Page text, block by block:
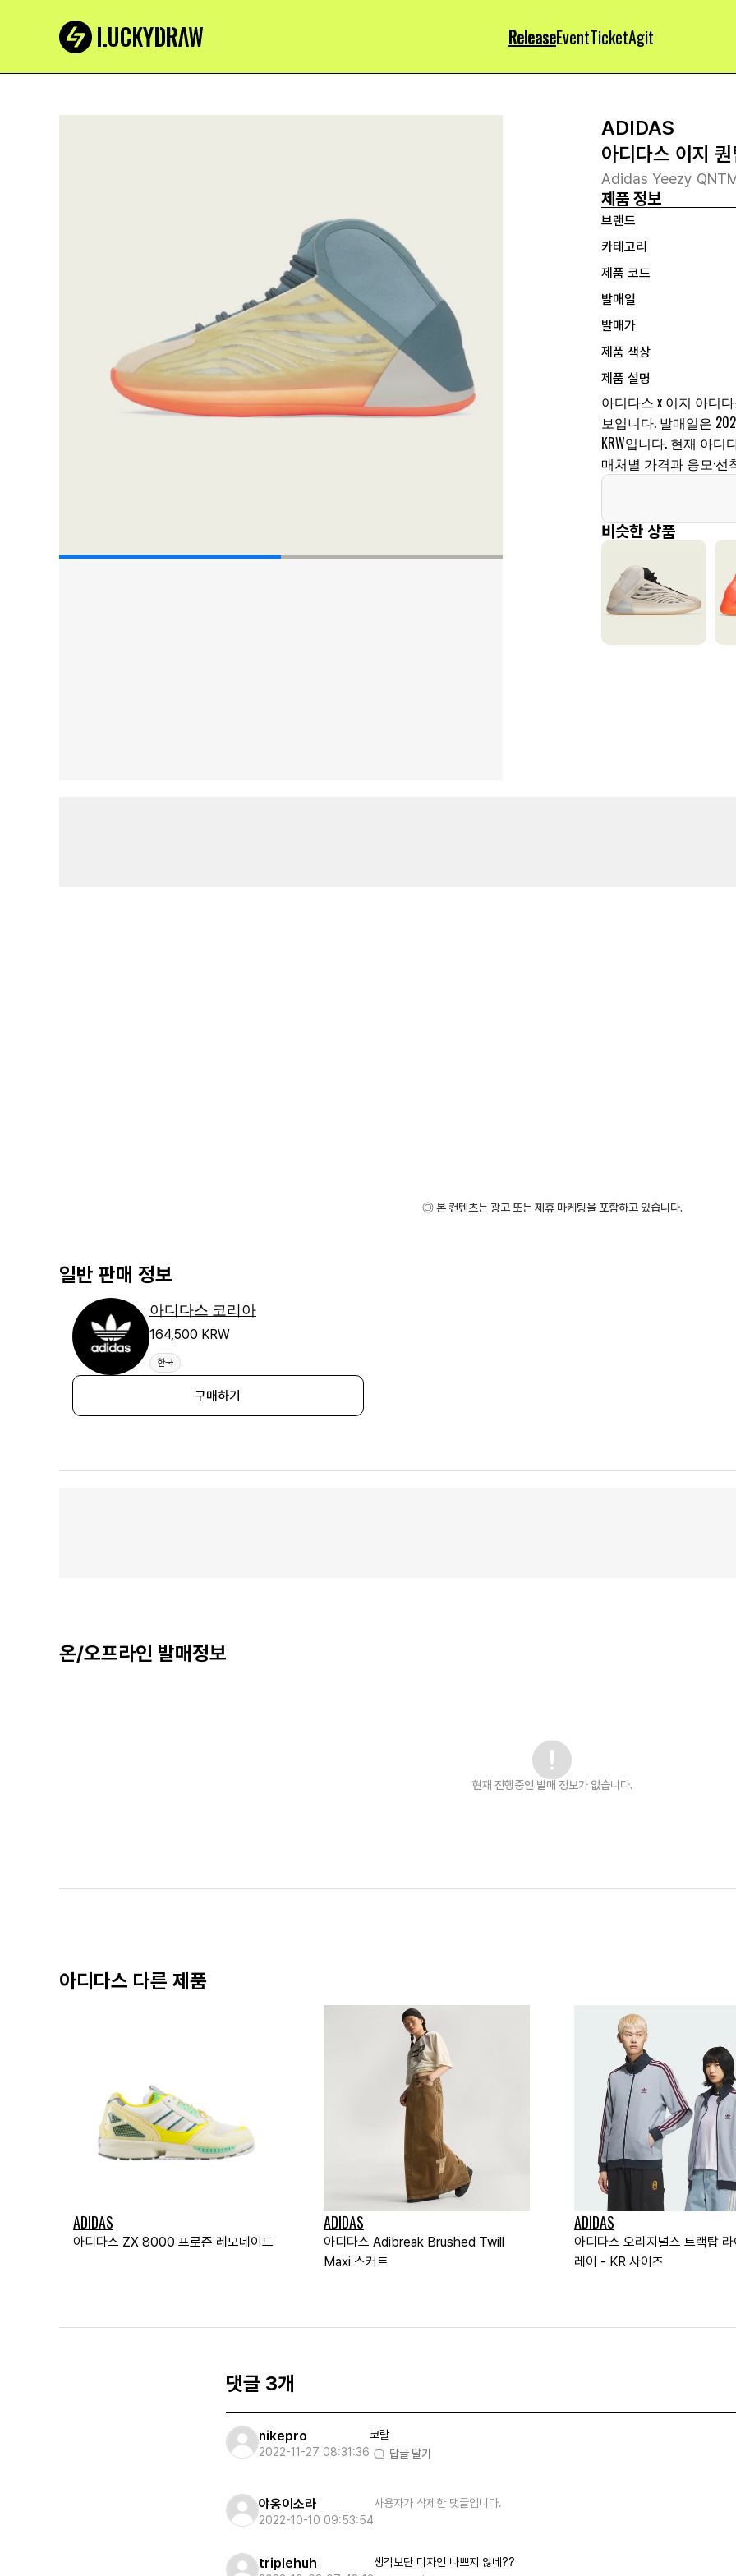
ReleaseEventTicketAgit
ADIDAS
아디다스 이지
Adidas Yeezy
제품 정보
브랜드
카테고리
제품 코드
발매일
발매가
제품 색상
제품 설명
아디다스 x 이지 아디다
보입니다. 발매일은
KRW입니다. 현재 아
매처별 가격과 응모·
비슷한 상품
◎ 본 컨텐츠는 광고 또는 제휴 마케팅을 포함하고 있습니다.
일반 판매 정보
아디다스 코리아
164,500 KRW
한국
구매하기
온/오프라인 발매정보
현재 진행중인 발매 정보가 없습니다.
아디다스 다른 제품
ADIDAS
아디다스 ZX 8000 프로즌 레모네이드
ADIDAS
아디다스 Adibreak Brushed Twill
Maxi 스커트
ADIDAS
아디다스 오리지널스 트랙탑
레이 - KR 사이즈
댓글 3개
nikepro
2022-11-27 08:31:36
코랄
답글 달기
야옹이소라
2022-10-10 09:53:54
사용자가 삭제한 댓글입니다.
triplehuh
생각보단 디자인 나쁘지 않네??